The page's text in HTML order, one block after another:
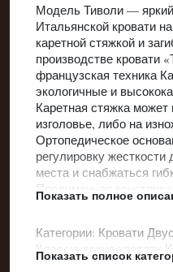
Модель Тиволи —
Итальянской кровати
каретной стяжкой и
производстве кровати
французская техника
экологичные и
Каретная стяжка
изголовье, либо на
Ортопедическое
регулировку
места и снабжаться
Продуманная
производить сборку
вами размере цвете и
изготовления 15-20 раб
Показать полное
Категории: Кровати
Классические кровати
изголовьемКровати с
Показать список